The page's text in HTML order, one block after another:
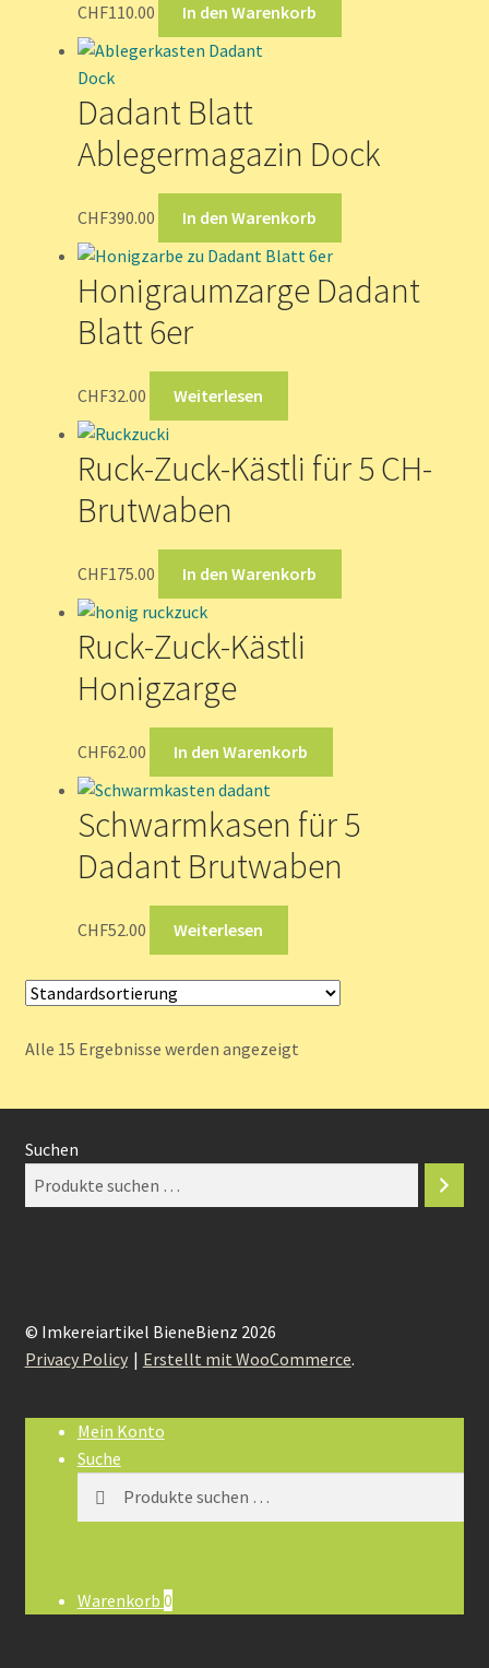
CHF110.00 In den Warenkorb
Dadant Blatt
Ablegermagazin Dock
CHF390.00 In den Warenkorb
Honigraumzarge Dadant
Blatt 6er
CHF32.00 Weiterlesen
Ruck-Zuck-Kästli für 5 CH-
Brutwaben
CHF175.00 In den Warenkorb
Ruck-Zuck-Kästli
Honigzarge
CHF62.00 In den Warenkorb
Schwarmkasen für 5
Dadant Brutwaben
CHF52.00 Weiterlesen
Alle 15 Ergebnisse werden angezeigt
Suchen
© Imkereiartikel BieneBienz 2026
Privacy Policy
Erstellt mit WooCommerce.
Mein Konto
Suche
Warenkorb 0